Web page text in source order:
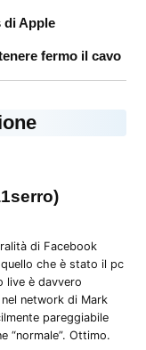
di Apple
fermo il cavo
dice:
di Facebook
che è stato il pc
live è davvero
network di Mark
pareggiabile
“normale”. Ottimo.